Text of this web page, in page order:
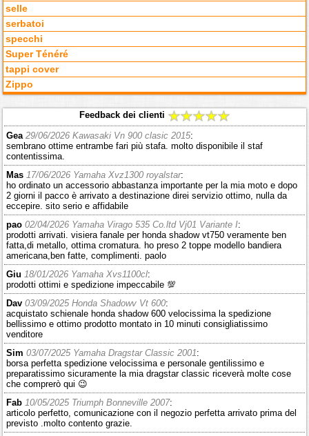
selle
serbatoi
specchi
Super Ténéré
tappi cover
Zippo
Feedback dei clienti
Gea 29/06/2026 Kawasaki Vn 900 clasic 2015:
sembrano ottime entrambe fari più stafa. molto disponibile il staf
contentissima.
Mas 17/06/2026 Yamaha Xvz1300 royalstar:
ho ordinato un accessorio abbastanza importante per la mia moto e dopo
2 giorni il pacco è arrivato a destinazione direi servizio ottimo, nulla da
eccepire. sito serio e affidabile
pao 02/04/2026 Yamaha Virago 535 Co.ltd Vj01 Variante I:
prodotti arrivati. visiera fanale per honda shadow vt750 veramente ben
fatta,di metallo, ottima cromatura. ho preso 2 toppe modello bandiera
americana,ben fatte, complimenti. paolo
Giu 18/01/2026 Yamaha Xvs1100cl:
prodotti ottimi e spedizione impeccabile 💯
Dav 03/09/2025 Honda Shadowv Vt 600:
acquistato schienale honda shadow 600 velocissima la spedizione
bellissimo e ottimo prodotto montato in 10 minuti consigliatissimo
venditore
Sim 03/07/2025 Yamaha Dragstar Classic 2001:
borsa perfetta spedizione velocissima e personale gentilissimo e
preparatissimo sicuramente la mia dragstar classic riceverà molte cose
che comprerò qui 😉
Fab 10/05/2025 Triumph Bonneville 2007:
articolo perfetto, comunicazione con il negozio perfetta arrivato prima del
previsto .molto contento grazie.